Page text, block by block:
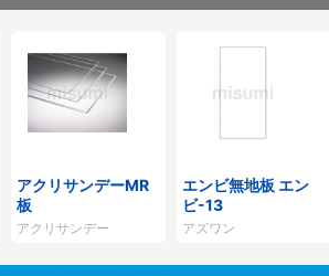
アクリサンデーMR
板
アクリサンデー
エンビ無地板 エン
ビ-13
アズワン